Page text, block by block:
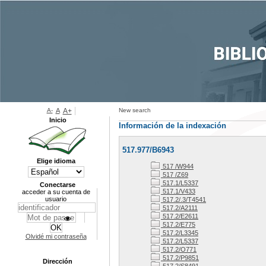
New search
Información de la indexación
517.977/B6943
517 /W944
517 /Z69
517.1/L5337
517.1/V433
517.2/.3/T4541
517.2/A2111
517.2/E2611
517.2/E775
517.2/L3345
517.2/L5337
517.2/O771
517.2/P9851
A- A A+
Inicio
Elige idioma
Conectarse
acceder a su cuenta de
usuario
Olvidé mi contraseña
Dirección